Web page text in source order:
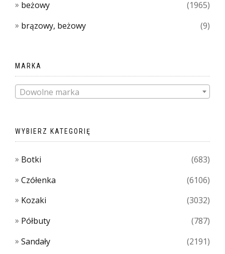
beżowy
(1965)
brązowy, beżowy
(9)
MARKA
Dowolne marka
WYBIERZ KATEGORIĘ
Botki
(683)
Czółenka
(6106)
Kozaki
(3032)
Półbuty
(787)
Sandały
(2191)